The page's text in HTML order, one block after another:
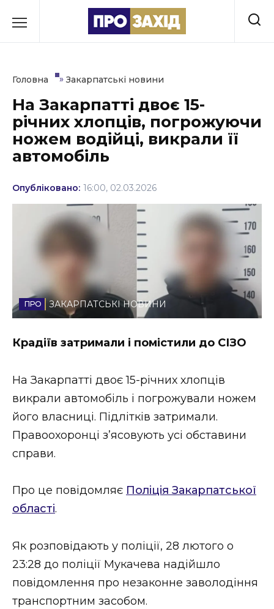
до
Культура
Освіта
Політика
Соціум
Спорт
Стиль життя
Втрачений Ужгород
Втрачений Ужгород (відеоверсія)
ЗАКАРПАТСЬКІ НОВИНИ
НОВИНИ ЗАХІДНОЇ УКРАЇНИ
ФОТО
ВІДЕО
Головна » Закарпатські новини
На Закарпатті двоє 15-
річних хлопців, погрожуючи
ножем водійці, викрали її
автомобіль
Опубліковано: 16:00, 02.03.2026
ЗАКАРПАТСЬКІ НОВИНИ
Крадіїв затримали і помістили до СІЗО
На Закарпатті двоє 15-річних хлопців
викрали автомобіль і погрожували ножем
його власниці. Підлітків затримали.
Правоохоронці з’ясовують усі обставини
справи.
Про це повідомляє Поліція Закарпатської
області.
Як розповідають у поліції, 28 лютого о
23:28 до поліції Мукачева надійшло
повідомлення про незаконне заволодіння
транспортним засобом.